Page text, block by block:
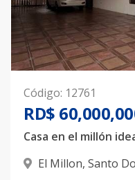
Código: 12761
RD$
El Millon, Santo